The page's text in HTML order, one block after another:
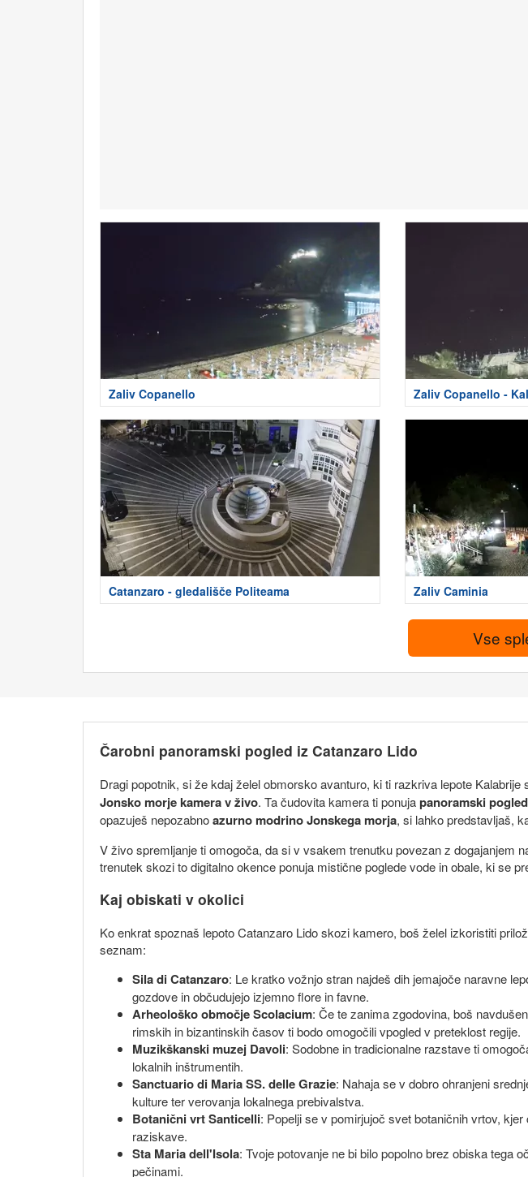
Zaliv Copanello Zaliv Copanello -
Catanzaro - gledališče Politeama Zaliv Caminia
Vse
Čarobni panoramski pogled iz Catanzaro Lido
Dragi popotnik, si že kdaj želel obmorsko avanturo, ki ti razkriva lepote
Jonsko morje kamera v živo. Ta čudovita kamera ti ponujapanoramski pogled
opazuješ nepozabnoazurno modrino Jonskega morja, si lahko predstavljaš,
V živo spremljanje ti omogoča, da si v vsakem trenutku povezan z dogajanjem
trenutek skozi to digitalno okence ponuja mistične poglede vode in obale, ki se
Kaj obiskati v okolici
Ko enkrat spoznaš lepoto Catanzaro Lido skozi kamero, boš želel izkoristiti
seznam:
Sila di Catanzaro: Le kratko vožnjo stran najdeš dih jemajoče naravne
gozdove in občudujejo izjemno flore in favne.
Arheološko območje Scolacium: Če te zanima zgodovina, boš
rimskih in bizantinskih časov ti bodo omogočili vpogled v preteklost regije.
Muzikškanski muzej Davoli: Sodobne in tradicionalne razstave ti
lokalnih inštrumentih.
Sanctuario di Maria SS. delle Grazie: Nahaja se v dobro ohranjeni
kulture ter verovanja lokalnega prebivalstva.
Botanični vrt Santicelli: Popelji se v pomirjujoč svet botaničnih vrtov,
raziskave.
Sta Maria dell'Isola: Tvoje potovanje ne bi bilo popolno brez obiska tega
pečinami.